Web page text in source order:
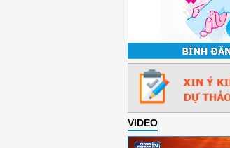
VIDEO